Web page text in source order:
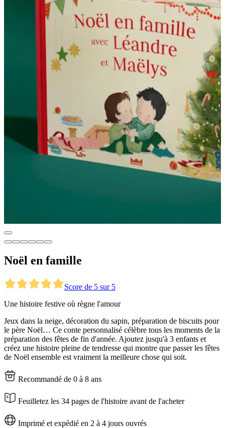
Noël en famille
Score de 5 sur 5
Une histoire festive où règne l'amour
Jeux dans la neige, décoration du sapin, préparation de biscuits pour
le père Noël… Ce conte personnalisé célèbre tous les moments de la
préparation des fêtes de fin d'année. Ajoutez jusqu'à 3 enfants et
créez une histoire pleine de tendresse qui montre que passer les fêtes
de Noël ensemble est vraiment la meilleure chose qui soit.
Recommandé de 0 à 8 ans
Feuilletez les 34 pages de l'histoire avant de l'acheter
Imprimé et expédié en 2 à 4 jours ouvrés